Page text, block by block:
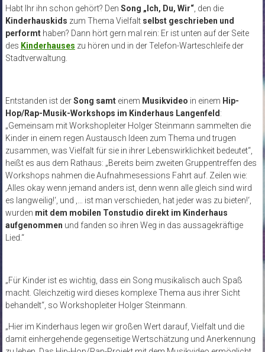
Habt Ihr ihn schon gehört? Den Song „Ich, Du, Wir“, den die
Kinderhauskids zum Thema Vielfalt selbst geschrieben und
performt haben? Dann hört gern mal rein: Er ist unten auf der Seite
des Kinderhauses zu hören und in der Telefon-Warteschleife der
Stadtverwaltung.
Entstanden ist derSong samteinem Musikvideo in einem Hip-
Hop/Rap-Musik-Workshops im Kinderhaus Langenfeld :
„Gemeinsam mit Workshopleiter Holger Steinmann sammelten die
Kinder in einem regen Austausch Ideen zum Thema und trugen
zusammen, was Vielfalt für sie in ihrer Lebenswirklichkeit bedeutet“,
heißt es aus dem Rathaus: „Bereits beim zweiten Gruppentreffen des
Workshops nahmen die Aufnahmesessions Fahrt auf. Zeilen wie:
‚Alles okay wenn jemand anders ist, denn wenn alle gleich sind wird
es langweilig!‘, und ‚… ist man verschieden, hat jeder was zu bieten!‘,
wurden mit dem mobilen Tonstudio direkt im Kinderhaus
aufgenommen und fanden so ihren Weg in das aussagekräftige
Lied.“
„Für Kinder ist es wichtig, dass ein Song musikalisch auch Spaß
macht. Gleichzeitig wird dieses komplexe Thema aus ihrer Sicht
behandelt“, so Workshopleiter Holger Steinmann.
„Hier im Kinderhaus legen wir großen Wert darauf, Vielfalt und die
damit einhergehende gegenseitige Wertschätzung und Anerkennung